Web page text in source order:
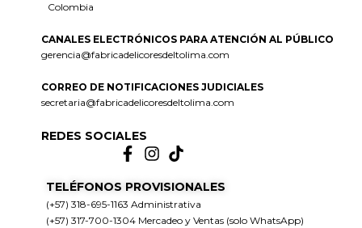
Colombia
CANALES ELECTRÓNICOS PARA ATENCIÓN AL PÚBLICO
gerencia@fabricadelicoresdeltolima.com
CORREO DE NOTIFICACIONES JUDICIALES
secretaria@fabricadelicoresdeltolima.com
REDES SOCIALES
TELÉFONOS PROVISIONALES
(+57) 318-695-1163 Administrativa
(+57) 317-700-1304 Mercadeo y Ventas (solo WhatsApp)